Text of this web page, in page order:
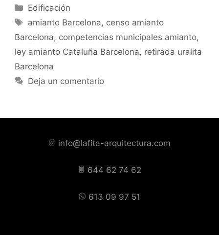
Categorías
Edificación
Etiquetas
amianto Barcelona, censo amianto
Barcelona, competencias municipales amianto,
ley amianto Cataluña Barcelona, retirada uralita
Barcelona
Deja un comentario
info@lafita-arquitectura.com
644 62 74 62
613 09 97 51